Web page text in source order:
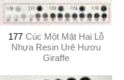
177 Cúc Một Mặt Hai Lỗ
Nhựa Resin Urê Hươu
Giraffe